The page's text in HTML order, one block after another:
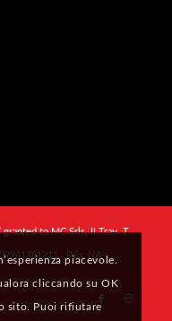
to MC Srls, II Trav. T.
, Rea: NA-
piacevole.
cliccando su OK
sito. Puoi rifiutare